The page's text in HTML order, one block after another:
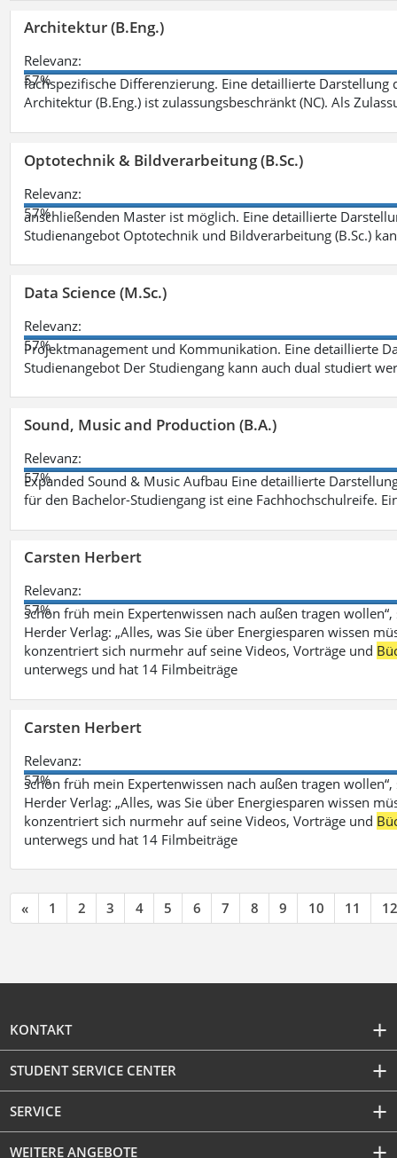
Architektur (B.Eng.)
Relevanz:
57%
fachspezifische Differenzierung. Eine detaillierte
Architektur (B.Eng.) ist zulassungsbeschränkt (NC). Als
Optotechnik & Bildverarbeitung (B.Sc.)
Relevanz:
57%
anschließenden Master ist möglich. Eine detaillierte
Studienangebot Optotechnik und Bildverarbeitung (B.Sc.)
Data Science (M.Sc.)
Relevanz:
57%
Projektmanagement und Kommunikation. Eine detaillierte
Studienangebot Der Studiengang kann auch dual studiert
Sound, Music and Production (B.A.)
Relevanz:
57%
Expanded Sound & Music Aufbau Eine detaillierte
für den Bachelor-Studiengang ist eine Fachhochschulreife.
Carsten Herbert
Relevanz:
57%
schon früh mein Expertenwissen nach außen tragen
Herder Verlag: „Alles, was Sie über Energiesparen wissen
konzentriert sich nurmehr auf seine Videos, Vorträge und
unterwegs und hat 14 Filmbeiträge
Carsten Herbert
Relevanz:
57%
schon früh mein Expertenwissen nach außen tragen
Herder Verlag: „Alles, was Sie über Energiesparen wissen
konzentriert sich nurmehr auf seine Videos, Vorträge und
unterwegs und hat 14 Filmbeiträge
« 1 2 3 4 5 6 7 8 9 10 11 12
KONTAKT
STUDENT SERVICE CENTER
SERVICE
WEITERE ANGEBOTE